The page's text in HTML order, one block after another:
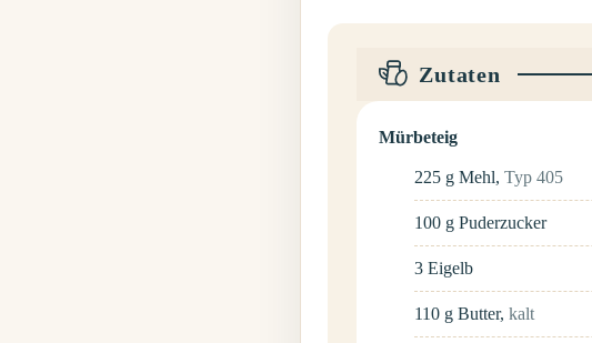
Zutaten
Mürbeteig
225 g Mehl,Typ 405
100 g Puderzucker
3 Eigelb
110 g Butter,kalt